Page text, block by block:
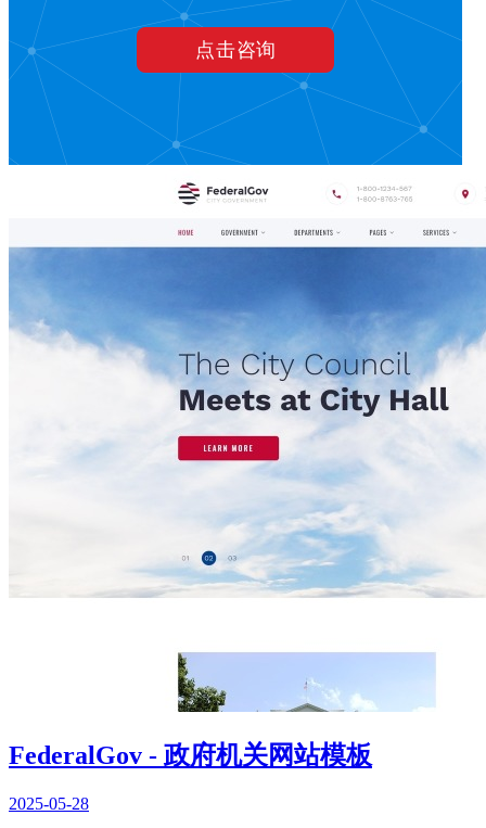
FederalGov - 政府机关网站模板
2025-05-28